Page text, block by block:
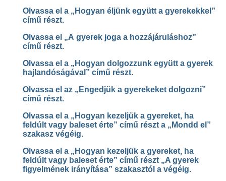
Olvassa el a „Hogyan éljünk együtt a gyerekekkel”
című részt.
Olvassa el „A gyerek joga a hozzájáruláshoz”
című részt.
Olvassa el a „Hogyan dolgozzunk együtt a gyerek
hajlandóságával” című részt.
Olvassa el az „Engedjük a gyerekeket dolgozni”
című részt.
Olvassa el a „Hogyan kezeljük a gyereket, ha
feldúlt vagy baleset érte” című részt a „Mondd el”
szakasz végéig.
Olvassa el a „Hogyan kezeljük a gyereket, ha
feldúlt vagy baleset érte” című részt „A gyerek
figyelmének irányítása” szakasztól a végéig.